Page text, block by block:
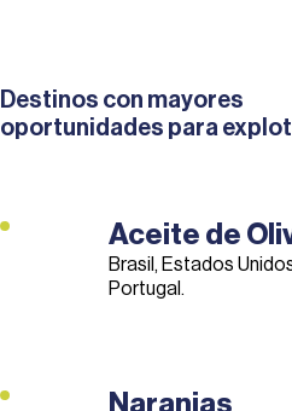
Destinos con mayores
oportunidades para
Aceite de
Brasil, Estados
Portugal.
Naranjas